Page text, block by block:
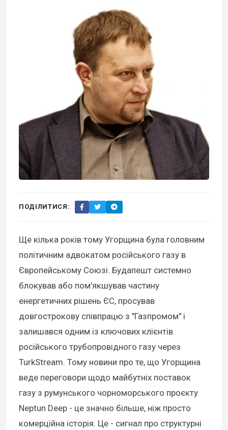
ПОДІЛИТИСЯ:
Ще кілька років тому Угорщина була головним
політичним адвокатом російського газу в
Європейському Союзі. Будапешт системно
блокував або пом’якшував частину
енергетичних рішень ЄС, просував
довгострокову співпрацю з "Газпромом" і
залишався одним із ключових клієнтів
російського трубопровідного газу через
TurkStream. Тому новини про те, що Угорщина
веде переговори щодо майбутніх поставок
газу з румунського чорноморського проєкту
Neptun Deep - це значно більше, ніж просто
комерційна історія. Це - сигнал про структурні